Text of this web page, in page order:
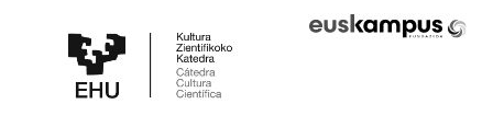
Cultura
Científica
Fundazioa